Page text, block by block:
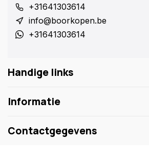
+31641303614
info@boorkopen.be
+31641303614
Handige links
Informatie
Contactgegevens